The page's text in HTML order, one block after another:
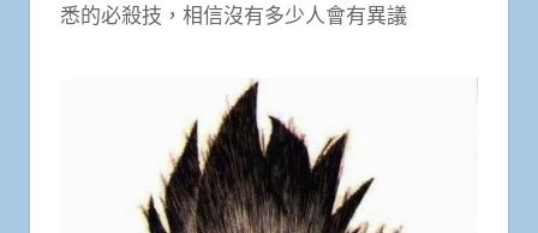
悉的必殺技，相信沒有多少人會有異議